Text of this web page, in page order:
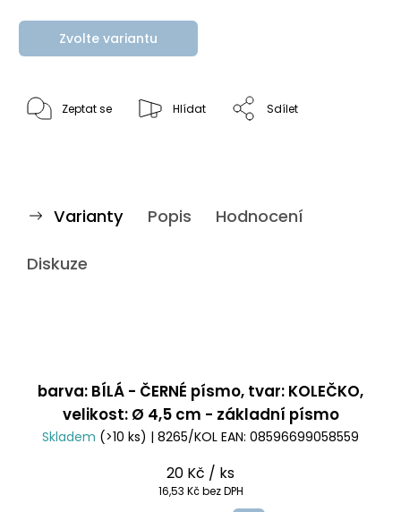
Zvolte variantu
Zeptat se Hlídat Sdílet
Varianty Popis Hodnocení
Diskuze
barva: BÍLÁ - ČERNÉ písmo, tvar: KOLEČKO,
velikost: Ø 4,5 cm - základní písmo
Skladem (>10 ks) | 8265/KOL EAN: 08596699058559
20 Kč / ks
16,53 Kč bez DPH